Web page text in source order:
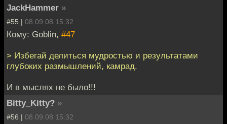
JackHammer »
#55 | 08.09.08 15:32
Кому: Goblin, #47
> Избегай делиться мудростью и результатами
глубоких размышлений, камрад.
И в мыслях не было!!!
Bitty_Kitty? »
#56 | 08.09.08 15:32